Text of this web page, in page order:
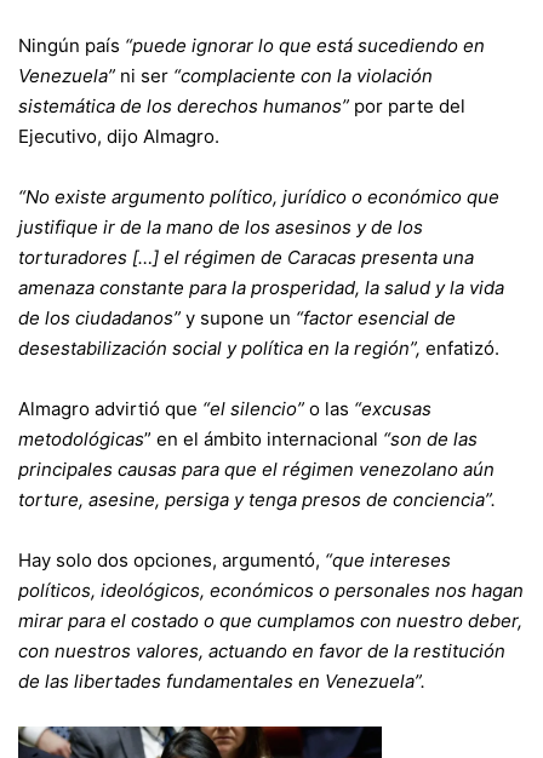
Ningún país “puede ignorar lo que está sucediendo en
Venezuela” ni ser “complaciente con la violación
sistemática de los derechos humanos” por parte del
Ejecutivo, dijo Almagro.
“No existe argumento político, jurídico o económico que
justifique ir de la mano de los asesinos y de los
torturadores […] el régimen de Caracas presenta una
amenaza constante para la prosperidad, la salud y la vida
de los ciudadanos” y supone un “factor esencial de
desestabilización social y política en la región”, enfatizó.
Almagro advirtió que “el silencio” o las “excusas
metodológicas” en el ámbito internacional “son de las
principales causas para que el régimen venezolano aún
torture, asesine, persiga y tenga presos de conciencia”.
Hay solo dos opciones, argumentó, “que intereses
políticos, ideológicos, económicos o personales nos hagan
mirar para el costado o que cumplamos con nuestro deber,
con nuestros valores, actuando en favor de la restitución
de las libertades fundamentales en Venezuela”.